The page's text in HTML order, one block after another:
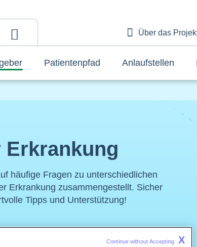
About
Über das
Patientenpfad Anlaufstellen
Erkrankung
häufige Fragen zu unterschiedlichen
Erkrankung zusammengestellt. Sicher
Tipps und Unterstützung!
Continue without Accepting X